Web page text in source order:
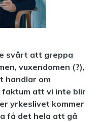
svårt att greppa
vuxendomen (?),
handlar om
att vi inte blir
yrkeslivet kommer
få det hela att gå